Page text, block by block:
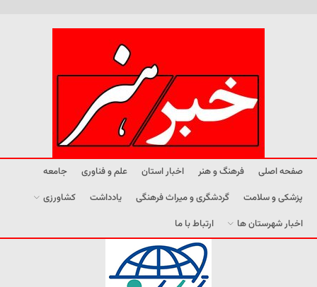
صفحه اصلی فرهنگ و هنر اخبار استان علم و فناوری
جامعه
پزشکی و سلامت
گردشگری و میراث فرهنگی یادداشت
کشاورزی
اخبار شهرستان ها
ارتباط با ما